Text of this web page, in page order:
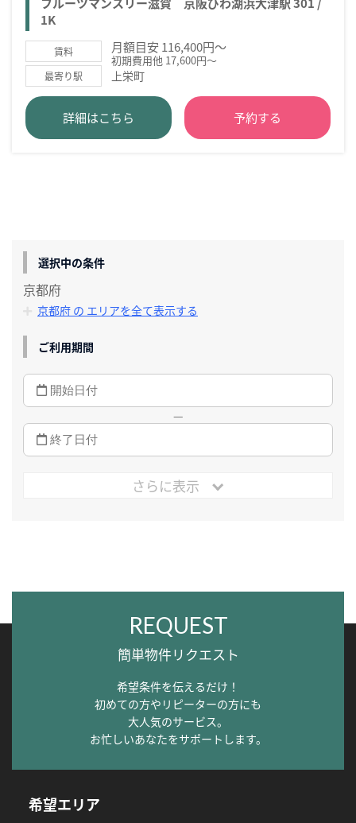
1K
賃料 月額目安 116,400円～
初期費用他 17,600円～
最寄り駅 上栄町
詳細はこちら 予約する
選択中の条件
京都府
京都府 の エリアを全て表示する
ご利用期間
—
さらに表示
REQUEST
簡単物件リクエスト
希望条件を伝えるだけ！
初めての方やリピーターの方にも
大人気のサービス。
お忙しいあなたをサポートします。
希望エリア